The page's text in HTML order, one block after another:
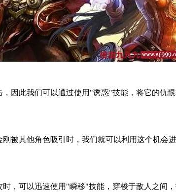
因此我们可以通过使用"诱惑"技能，将它的仇
被其他角色吸引时，我们就可以利用这个机会
，可以迅速使用"瞬移"技能，穿梭于敌人之间